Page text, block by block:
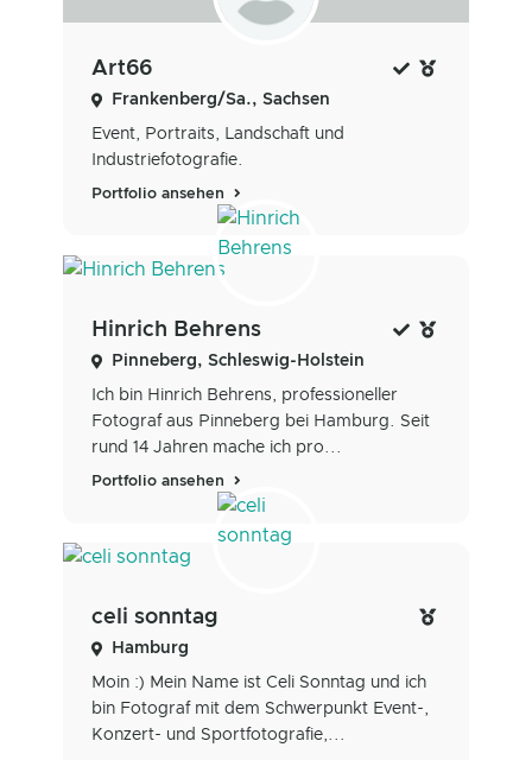
Art66
Frankenberg/Sa., Sachsen
Event, Portraits, Landschaft und
Industriefotografie.
Portfolio ansehen
Hinrich Behrens
Pinneberg, Schleswig-Holstein
Ich bin Hinrich Behrens, professioneller
Fotograf aus Pinneberg bei Hamburg. Seit
rund 14 Jahren mache ich pro...
Portfolio ansehen
celi sonntag
Hamburg
Moin :) Mein Name ist Celi Sonntag und ich
bin Fotograf mit dem Schwerpunkt Event-,
Konzert- und Sportfotografie,...